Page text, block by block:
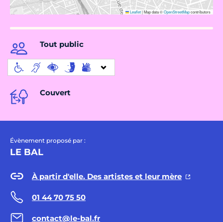
Leaflet|Map data ©OpenStreetMapcontributors
Tout public
Couvert
Évènement proposé par :
LE BAL
À partir d'elle. Des artistes et leur mère
01 44 70 75 50
contact@le-bal.fr